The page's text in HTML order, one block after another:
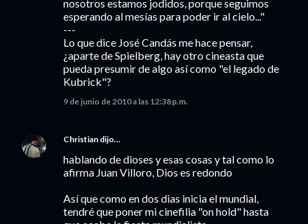
nosotros estamos jodidos, porque seguimos
esperando al mesías para poder ir al cielo..."
---
Lo que dice José Candás me hace pensar,
¿aparte de Spielberg, hay otro cineasta que
pueda presumir de algo así como "el legado de
Kubrick"?
9 de junio de 2010 a las 12:38 p.m.
Christian dijo…
hablando de dioses y esas cosas y tal como lo
afirma Juan Villoro, Dios es redondo
Así que como en dos dias inicia el mundial,
tendré que poner mi cinefilia "on hold" hasta